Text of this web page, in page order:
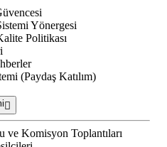
Yönergesi
Politikası
(Paydaş Katılım)
ve Komisyon Toplantıları